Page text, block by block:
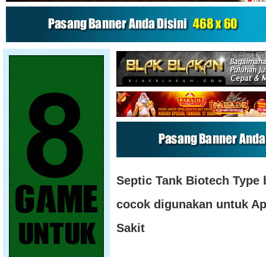
Septic Tank Biotech Type
cocok digunakan untuk
Sakit